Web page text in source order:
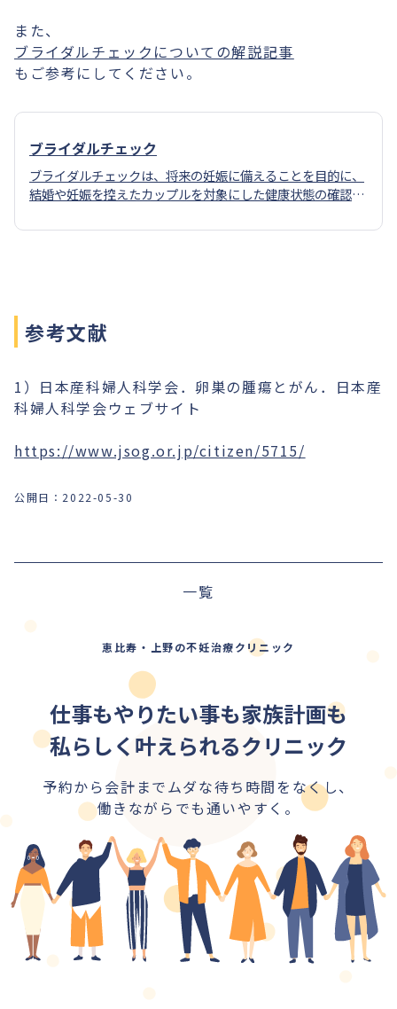
また、
ブライダルチェックについての解説記事
もご参考にしてください。
ブライダルチェック
ブライダルチェックは、将来の妊娠に備えることを目的に、
結婚や妊娠を控えたカップルを対象にした健康状態の確認の
参考文献
1）日本産科婦人科学会．卵巣の腫瘍とがん．日本産
科婦人科学会ウェブサイト
https://www.jsog.or.jp/citizen/5715/
公開日： 2022-05-30
一覧
恵比寿・上野の不妊治療クリニック
仕事もやりたい事も家族計画も
私らしく叶えられるクリニック
予約から会計までムダな待ち時間をなくし、
働きながらでも通いやすく。